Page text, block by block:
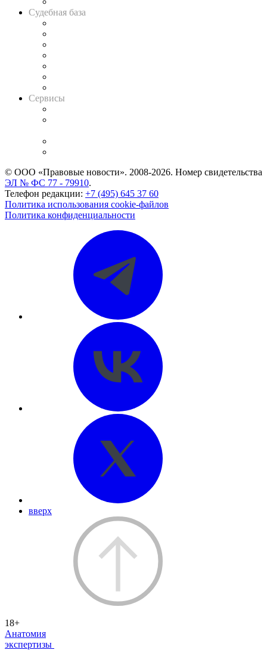
Судебная база
Сервисы
© ООО «Правовые новости». 2008-2026. Номер свидетельства
ЭЛ № ФС 77 - 79910.
Телефон редакции: +7 (495) 645 37 60
Политика использования cookie-файлов
Политика конфиденциальности
вверх
18+
Анатомия
экспертизы